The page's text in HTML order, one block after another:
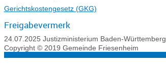
Gerichtskostengesetz (GKG)
Freigabevermerk
24.07.2025 Justizministerium Baden-Württemberg
Copyright © 2019 Gemeinde Friesenheim